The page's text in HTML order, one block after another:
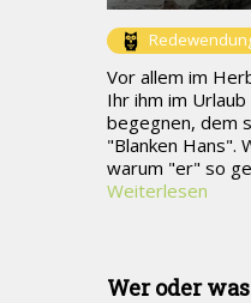
Vor allem im
Ihr ihm im
begegnen, dem
"Blanken Hans".
warum "er" so
Weiterlesen
Wer oder